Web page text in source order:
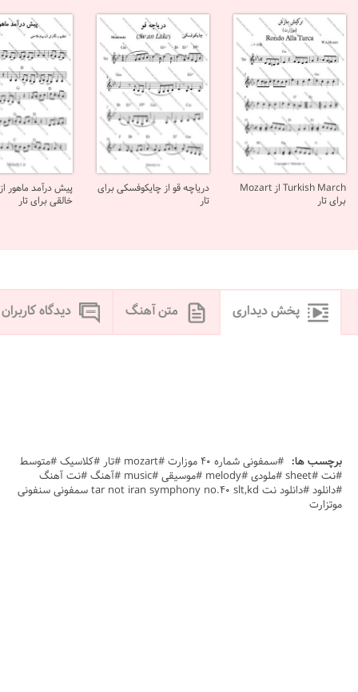
Turkish March از Mozart
برای تار
دریاچه قو از چایکوفسکی برای
تار
پیش درآمد ماهور
خالقی برای تار
پخش دیداری متن آهنگ دیدگاه کاربران
برچسب ها:
#سمفونی شماره 40 موزارت #mozart #تار #کلاسیک #متوسط
#نت #sheet #ملودی #melody #موسیقی #music #آهنگ #نت آهنگ
#دانلود #دانلود نت tar not iran symphony no.40 slt,kd سمفونی سنفونی
موتزارت